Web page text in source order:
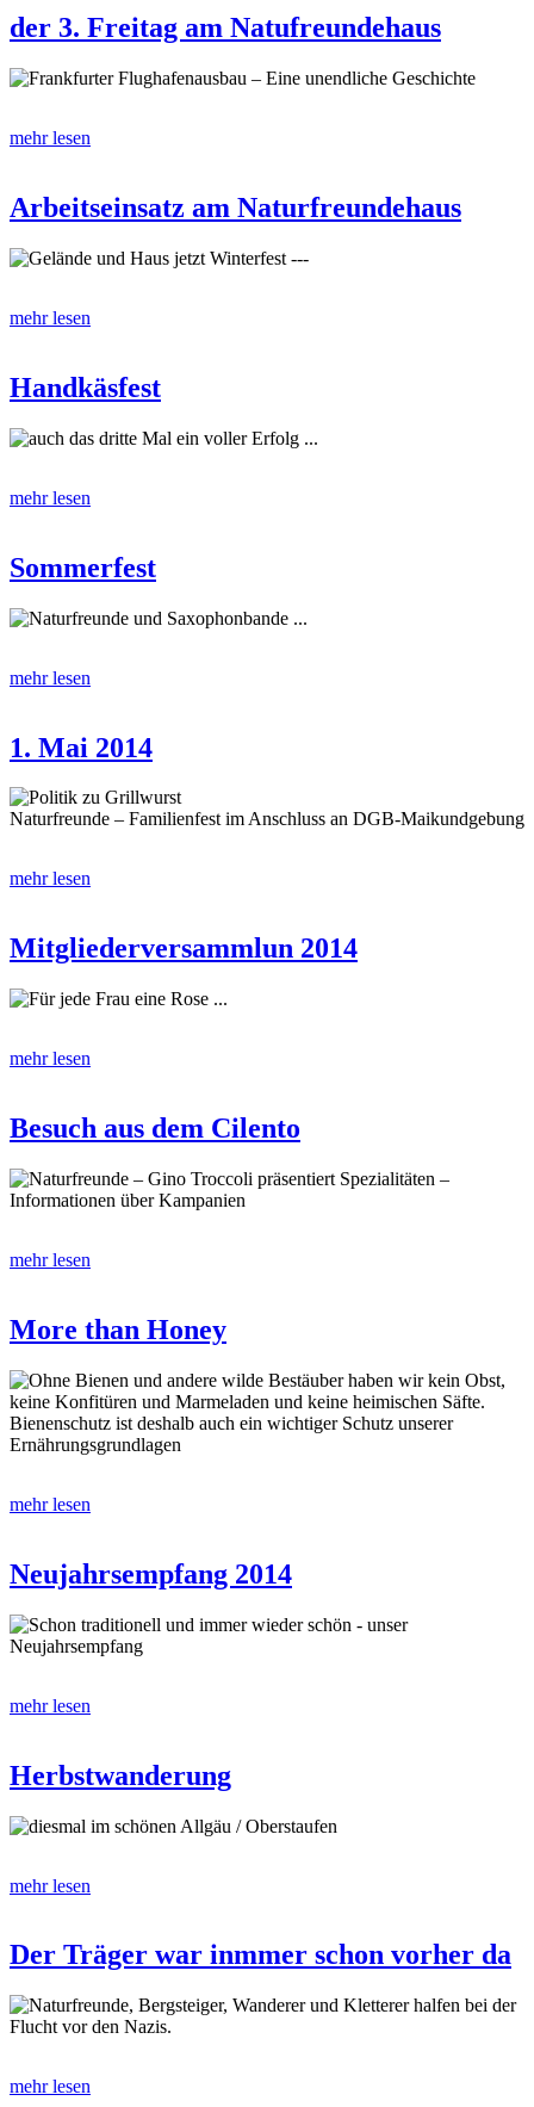
der 3. Freitag am Natufreundehaus
Frankfurter Flughafenausbau – Eine unendliche Geschichte
mehr lesen
Arbeitseinsatz am Naturfreundehaus
Gelände und Haus jetzt Winterfest ---
mehr lesen
Handkäsfest
auch das dritte Mal ein voller Erfolg ...
mehr lesen
Sommerfest
Naturfreunde und Saxophonbande ...
mehr lesen
1. Mai 2014
Politik zu Grillwurst
Naturfreunde – Familienfest im Anschluss an DGB-Maikundgebung
mehr lesen
Mitgliederversammlun 2014
Für jede Frau eine Rose ...
mehr lesen
Besuch aus dem Cilento
Naturfreunde – Gino Troccoli präsentiert Spezialitäten –
Informationen über Kampanien
mehr lesen
More than Honey
Ohne Bienen und andere wilde Bestäuber haben wir kein Obst,
keine Konfitüren und Marmeladen und keine heimischen Säfte.
Bienenschutz ist deshalb auch ein wichtiger Schutz unserer
Ernährungsgrundlagen
mehr lesen
Neujahrsempfang 2014
Schon traditionell und immer wieder schön - unser
Neujahrsempfang
mehr lesen
Herbstwanderung
diesmal im schönen Allgäu / Oberstaufen
mehr lesen
Der Träger war inmmer schon vorher da
Naturfreunde, Bergsteiger, Wanderer und Kletterer halfen bei der
Flucht vor den Nazis.
mehr lesen